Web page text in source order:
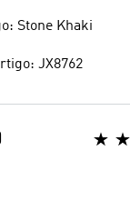
Stone Khaki
JX8762